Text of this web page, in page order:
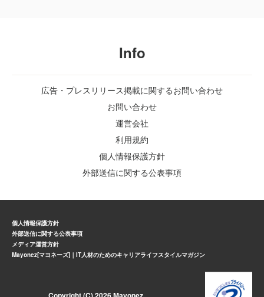
Info
広告・プレスリリース掲載に関するお問い合わせ
お問い合わせ
運営会社
利用規約
個人情報保護方針
外部送信に関する公表事項
個人情報保護方針
外部送信に関する公表事項
メディア運営方針
Mayonez[マヨネーズ]｜IT人材のためのキャリアライフスタイルマガジン